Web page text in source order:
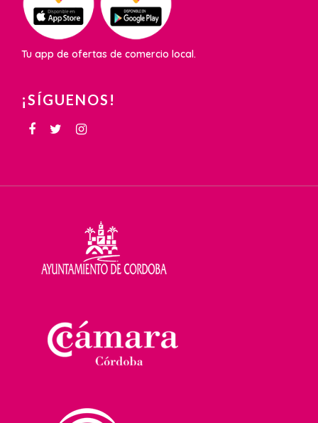
Tu app de ofertas de comercio local.
¡SÍGUENOS!